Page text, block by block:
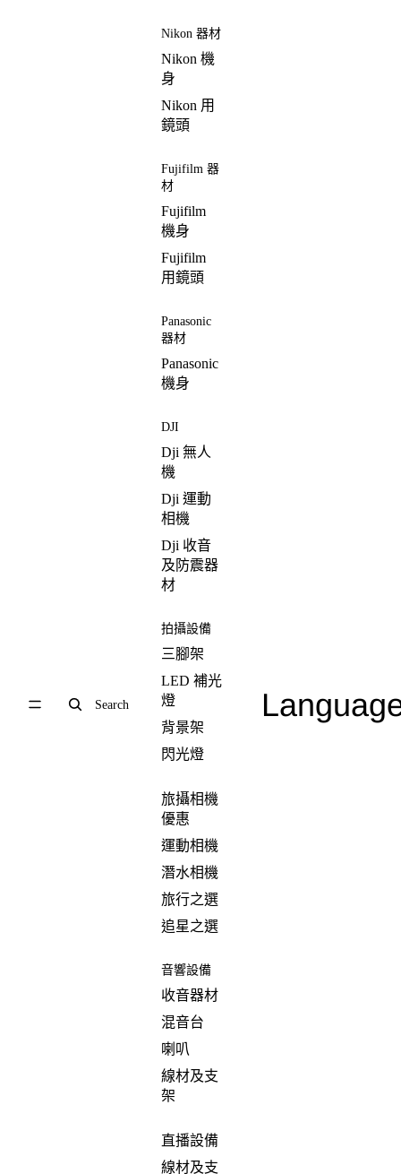
Search
Nikon 器材
Nikon 機
身
Nikon 用
鏡頭
Fujifilm 器
材
Fujifilm
機身
Fujifilm
用鏡頭
Panasonic
器材
Panasonic
機身
DJI
Dji 無人
機
Dji 運動
相機
Dji 收音
及防震器
材
拍攝設備
三腳架
LED 補光
燈
背景架
閃光燈
旅攝相機
優惠
運動相機
潛水相機
旅行之選
追星之選
音響設備
收音器材
混音台
喇叭
線材及支
架
直播設備
線材及支